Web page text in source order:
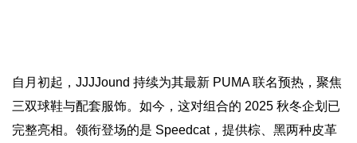
自月初起，JJJJound 持续为其最新 PUMA 联名预热，聚焦
三双球鞋与配套服饰。如今，这对组合的 2025 秋冬企划已
完整亮相。领衔登场的是 Speedcat，提供棕、黑两种皮革